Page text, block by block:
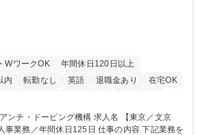
WワークOK
年間休日120日以上
内
転勤なし 英語 退職金あり
在宅OK
ピング機構 求人名 【東京／文京
休日125日 仕事の内容 下記業務を